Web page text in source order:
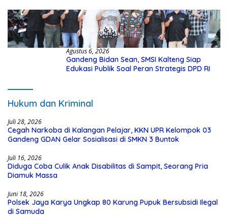
Agustus 6, 2026
Gandeng Bidan Sean, SMSI Kalteng Siap
Edukasi Publik Soal Peran Strategis DPD RI
Hukum dan Kriminal
Juli 28, 2026
Cegah Narkoba di Kalangan Pelajar, KKN UPR Kelompok 03
Gandeng GDAN Gelar Sosialisasi di SMKN 3 Buntok
Juli 16, 2026
Diduga Coba Culik Anak Disabilitas di Sampit, Seorang Pria
Diamuk Massa
Juni 18, 2026
Polsek Jaya Karya Ungkap 80 Karung Pupuk Bersubsidi Ilegal
di Samuda